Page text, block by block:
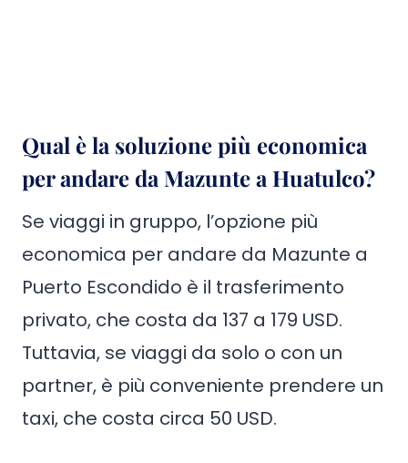
Qual è la soluzione più economica
per andare da Mazunte a Huatulco?
Se viaggi in gruppo, l’opzione più
economica per andare da Mazunte a
Puerto Escondido è il trasferimento
privato, che costa da 137 a 179 USD.
Tuttavia, se viaggi da solo o con un
partner, è più conveniente prendere un
taxi, che costa circa 50 USD.